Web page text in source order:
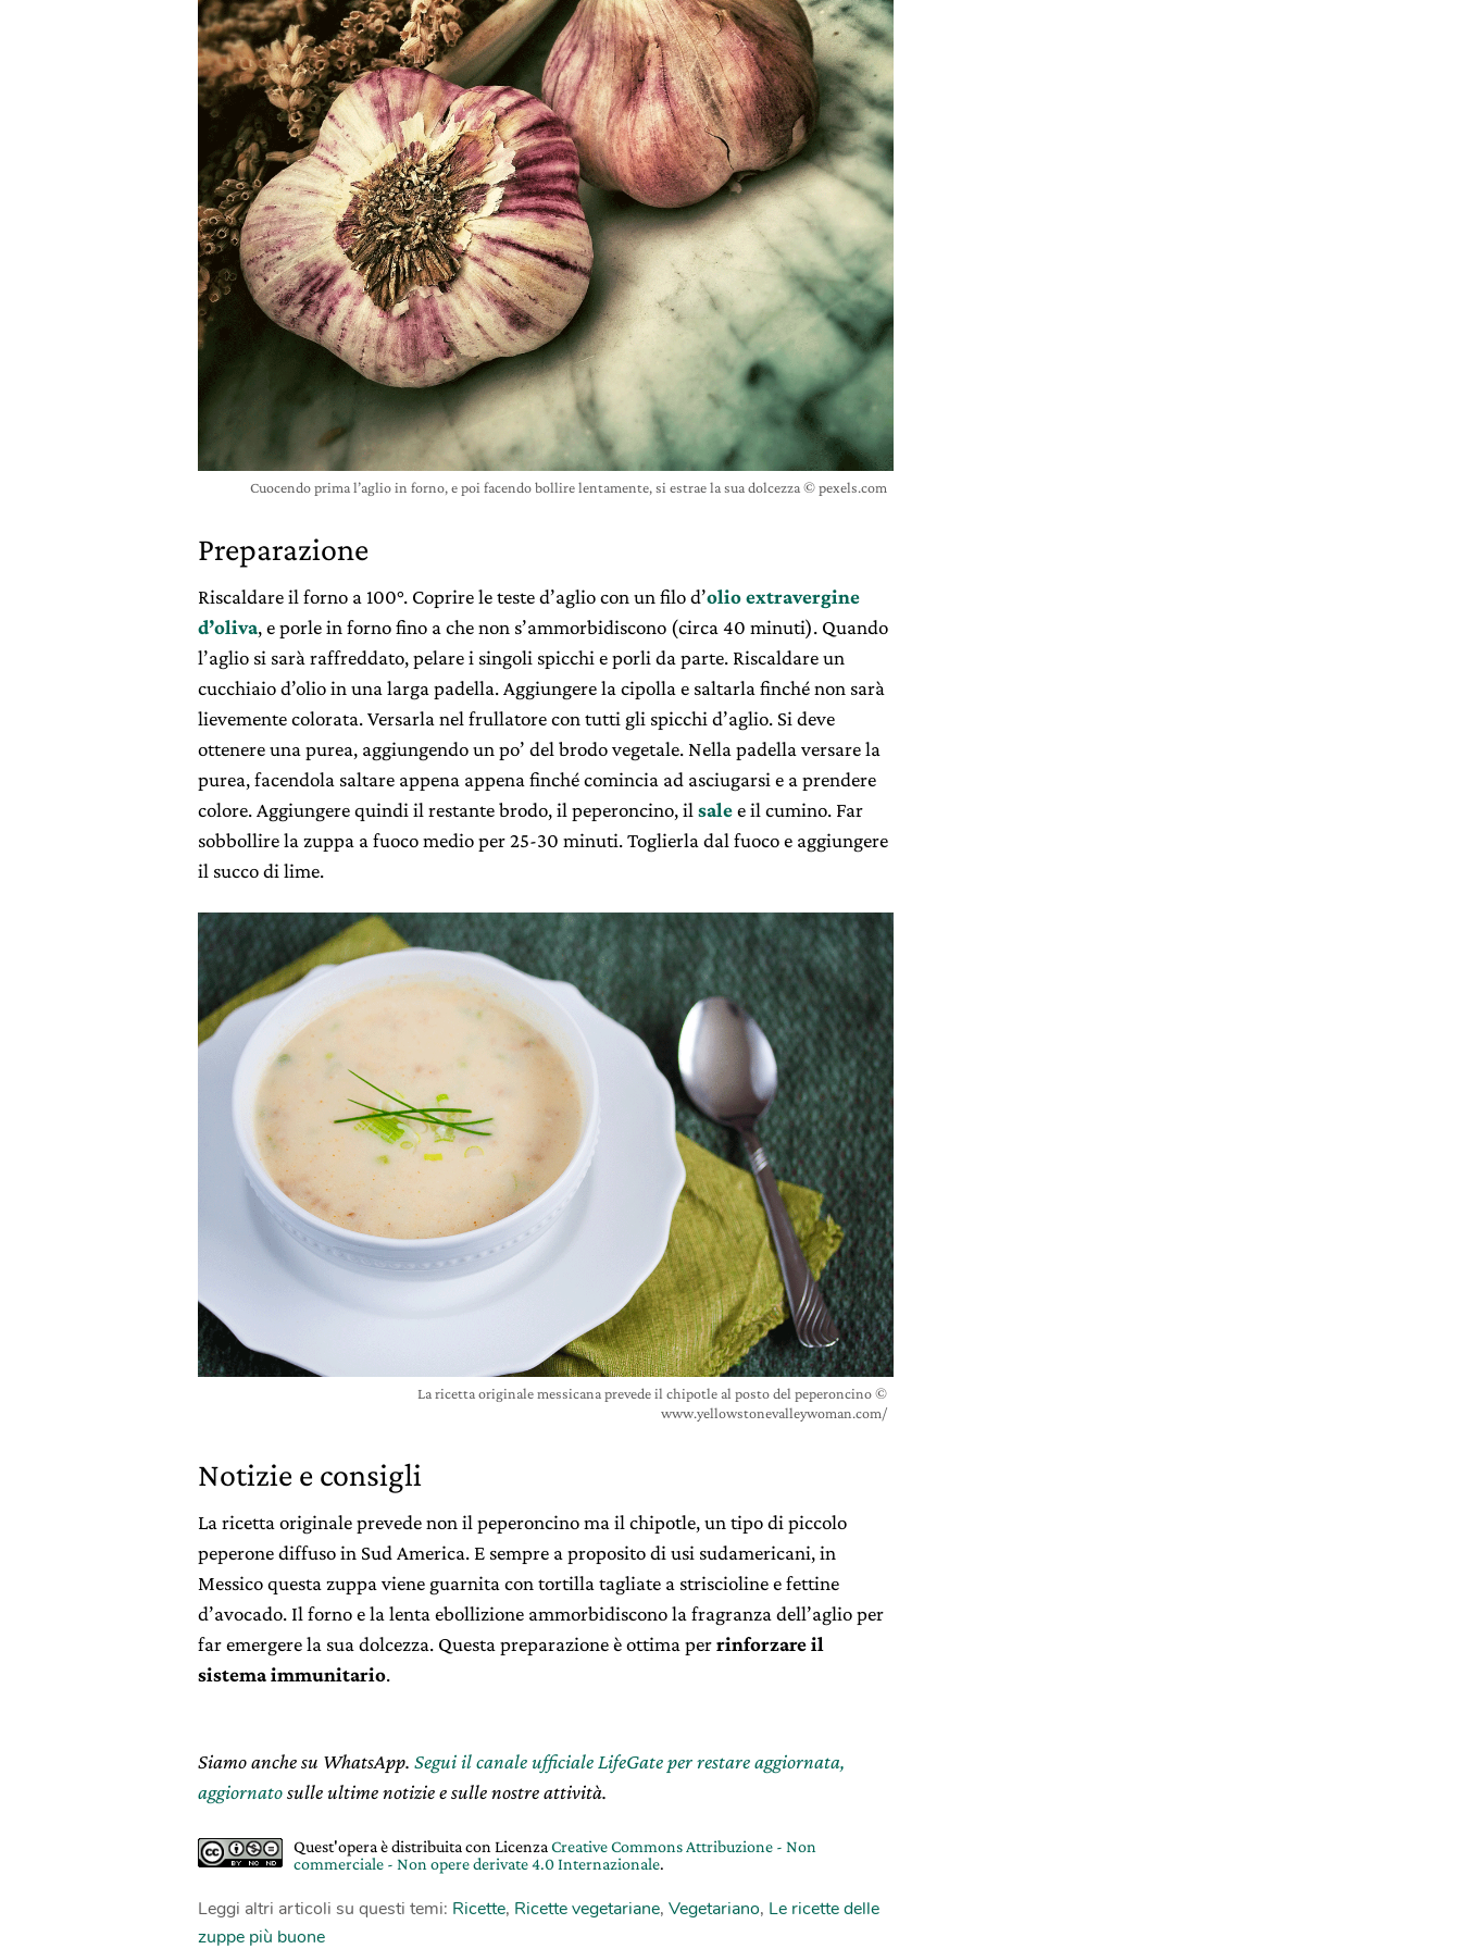
Cuocendo prima l’aglio in forno, e poi facendo bollire lentamente, si estrae la sua dolcezza © pexels.com
Preparazione
Riscaldare il forno a 100°. Coprire le teste d’aglio con un filo d’olio extravergine
d’oliva, e porle in forno fino a che non s’ammorbidiscono (circa 40 minuti). Quando
l’aglio si sarà raffreddato, pelare i singoli spicchi e porli da parte. Riscaldare un
cucchiaio d’olio in una larga padella. Aggiungere la cipolla e saltarla finché non sarà
lievemente colorata. Versarla nel frullatore con tutti gli spicchi d’aglio. Si deve
ottenere una purea, aggiungendo un po’ del brodo vegetale. Nella padella versare la
purea, facendola saltare appena appena finché comincia ad asciugarsi e a prendere
colore. Aggiungere quindi il restante brodo, il peperoncino, il salee il cumino. Far
sobbollire la zuppa a fuoco medio per 25-30 minuti. Toglierla dal fuoco e aggiungere
il succo di lime.
La ricetta originale messicana prevede il chipotle al posto del peperoncino ©
www.yellowstonevalleywoman.com/
Notizie e consigli
La ricetta originale prevede non il peperoncino ma il chipotle, un tipo di piccolo
peperone diffuso in Sud America. E sempre a proposito di usi sudamericani, in
Messico questa zuppa viene guarnita con tortilla tagliate a striscioline e fettine
d’avocado. Il forno e la lenta ebollizione ammorbidiscono la fragranza dell’aglio per
far emergere la sua dolcezza. Questa preparazione è ottima perrinforzare il
sistema immunitario.
Siamo anche su WhatsApp. Segui il canale ufficiale LifeGate per restare aggiornata,
aggiornatosulle ultime notizie e sulle nostre attività.
Quest'opera è distribuita con Licenza Creative Commons Attribuzione - Non
commerciale - Non opere derivate 4.0 Internazionale.
Leggi altri articoli su questi temi: Ricette, Ricette vegetariane, Vegetariano, Le ricette delle
zuppe più buone